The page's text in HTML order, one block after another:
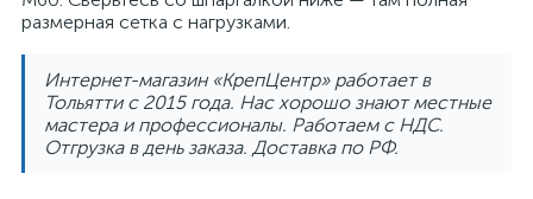
размерная сетка с нагрузками.
Интернет-магазин «КрепЦентр» работает в
Тольятти с 2015 года. Нас хорошо знают местные
мастера и профессионалы. Работаем с НДС.
Отгрузка в день заказа. Доставка по РФ.